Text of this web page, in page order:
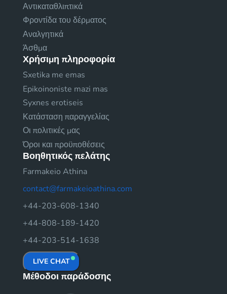
Αντικαταθλιπτικά
Φροντίδα του δέρματος
Αναλγητικά
Άσθμα
Χρήσιμη πληροφορία
Sxetika me emas
Epikoinoniste mazi mas
Syxnes erotiseis
Κατάσταση παραγγελίας
Οι πολιτικές μας
Όροι και προϋποθέσεις
Βοηθητικός πελάτης
Farmakeio Athina
contact@farmakeioathina.com
+44-203-608-1340
+44-808-189-1420
+44-203-514-1638
LIVE CHAT
Μέθοδοι παράδοσης